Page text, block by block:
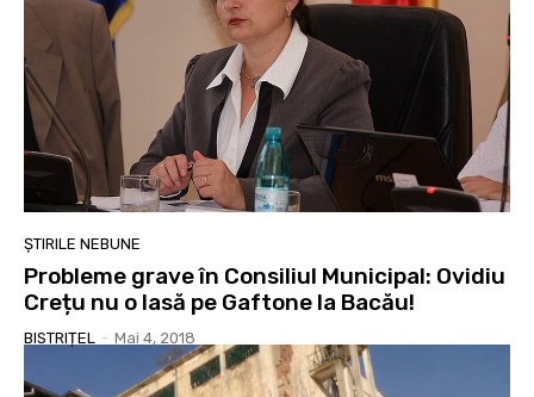
ȘTIRILE NEBUNE
Probleme grave în Consiliul Municipal: Ovidiu
Crețu nu o lasă pe Gaftone la Bacău!
BISTRIȚEL - Mai 4, 2018